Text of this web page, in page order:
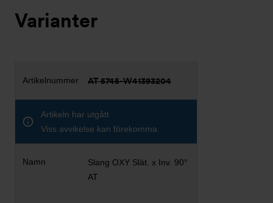
Varianter
AT 5745-W41393204
Artikeln har utgått
Viss avvikelse kan förekomma
Slang OXY Slät. x Inv. 90°
AT